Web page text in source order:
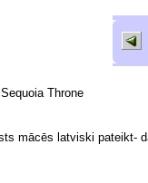
Throne
mācēs latviski pateikt-